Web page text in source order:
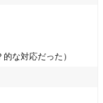
な対応だった）